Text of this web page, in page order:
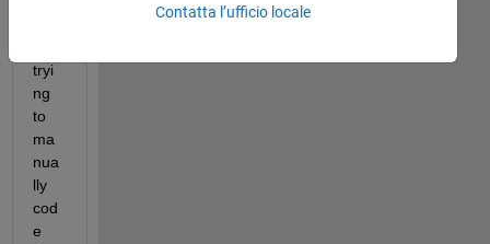
tryi
ng
to
ma
nua
lly
cod
e
Contatta l’ufficio locale